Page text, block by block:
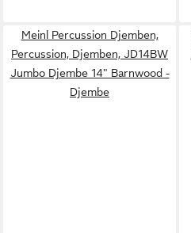
Meinl Percussion Djemben,
Percussion, Djemben, JD14BW
Jumbo Djembe 14" Barnwood -
Djembe